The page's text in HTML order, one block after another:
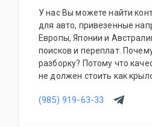
У нас Вы можете найти
для авто, привезенные
Европы, Японии и
поисков и переплат.
разборку? Потому что
не должен стоить как
отличных доноров с
(985) 919-63-33